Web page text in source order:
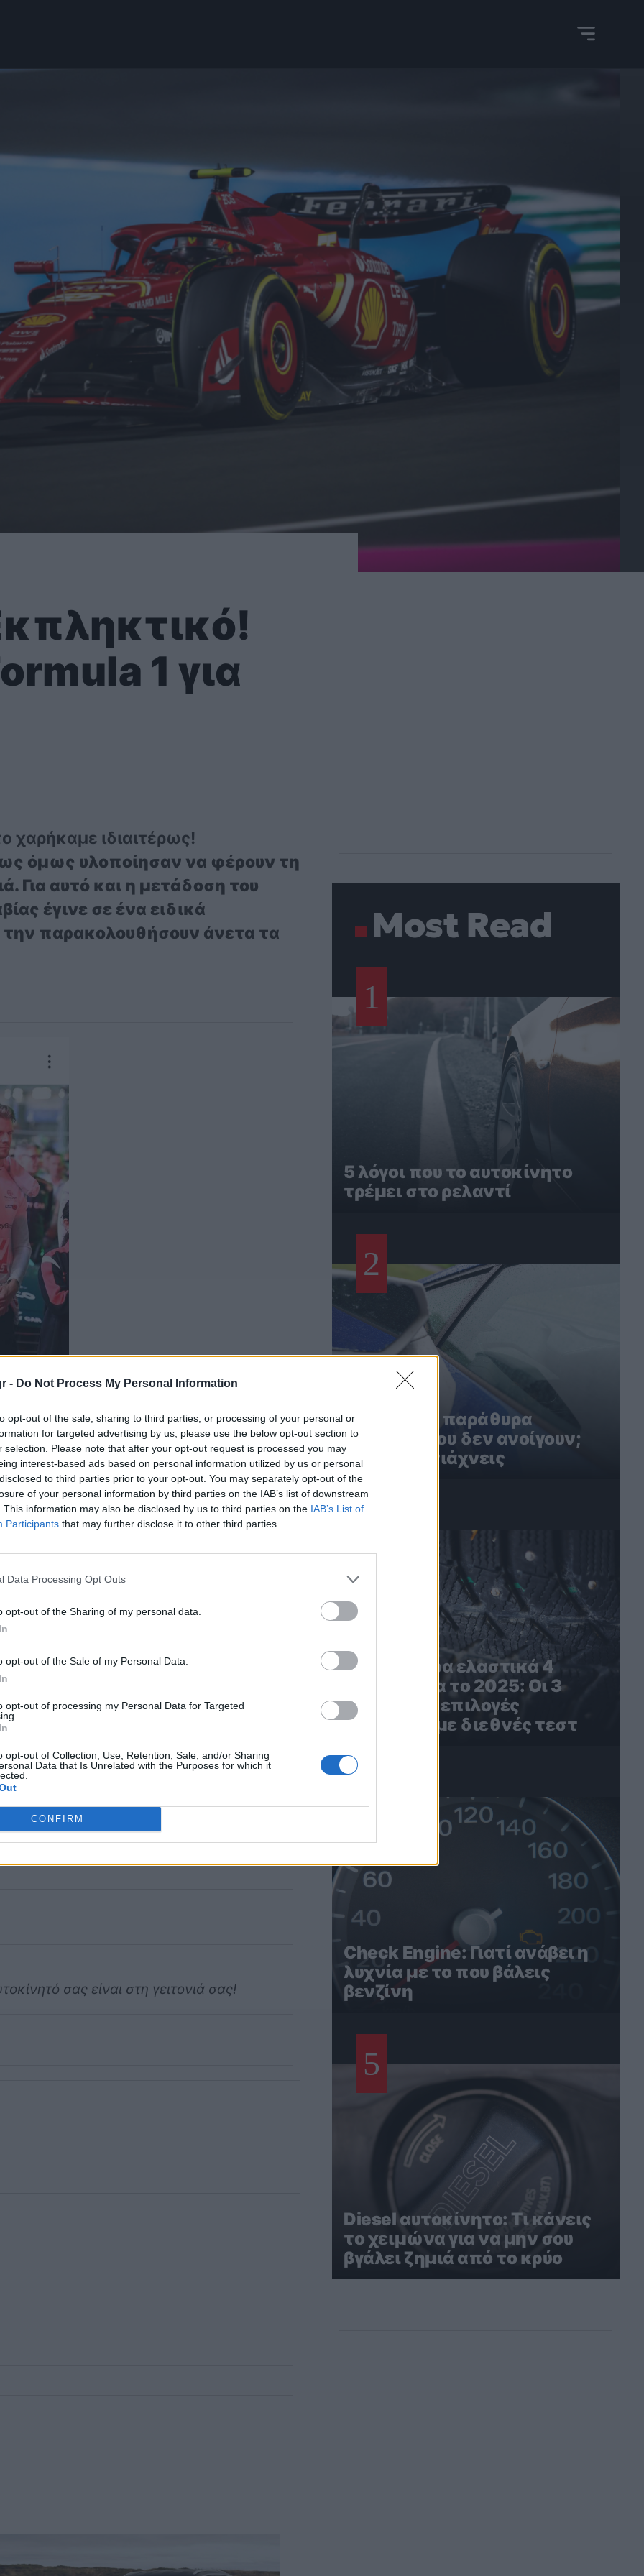
- Do Not Process My Personal Information
opt-out of the sale, sharing to third parties, or processing of your personal or
for targeted advertising by us, please use the below opt-out section to
selection. Please note that after your opt-out request is processed you may
interest-based ads based on personal information utilized by us or personal
to third parties prior to your opt-out. You may separately opt-out of the
of your personal information by third parties on the IAB’s list of downstream
This information may also be disclosed by us to third parties on the IAB’s List of
Participants that may further disclose it to other third parties.
Data Processing Opt Outs
opt-out of the Sharing of my personal data.
opt-out of the Sale of my Personal Data.
opt-out of processing my Personal Data for Targeted
opt-out of Collection, Use, Retention, Sale, and/or Sharing
Data that Is Unrelated with the Purposes for which it
CONFIRM
1 για
χαρήκαμε ιδιαιτέρως!
όμως υλοποίησαν να φέρουν τη
Για αυτό και η μετάδοση του
έγινε σε ένα ειδικά
παρακολουθήσουν άνετα τα
Αραβίας, υπήρξε παράλληλη μετάδοση σε
για τους μικρούς φίλους του
εφέ και απλοποιημένες πληροφορίες! Η
του αγώνα, όμως τις εντυπώσεις έκλεψε
γνωστού τηλεπαρουσιαστή Πάνου
Formula 1 στον ANT1.
τον επόμενο αγώνα.
καουτσούκ στα
αυτοκινήτων;
σας είναι στη γειτονιά σας!
Most Read
1
5 λόγοι που το αυτοκίνητο
τρέμει στο ρελαντί
2
Ηλεκτρικά παράθυρα
αυτοκινήτου δεν ανοίγουν;
Έτσι τα φτιάχνεις
Τα καλύτερα ελαστικά 4
εποχών για το 2025: Οι 3
καλύτερες επιλογές
σύμφωνα με διεθνές τεστ
4
Check Engine: Γιατί ανάβει η
λυχνία με το που βάλεις
βενζίνη
5
Diesel αυτοκίνητο: Τι κάνεις
το χειμώνα για να μην σου
βγάλει ζημιά από το κρύο